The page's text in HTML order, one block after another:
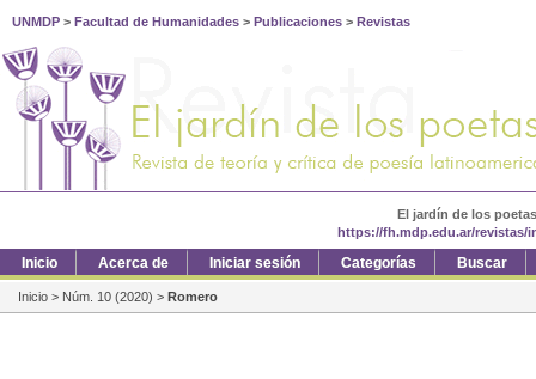
UNMDP > Facultad de Humanidades > Publicaciones > Revistas
El jardín de los
https://fh.mdp.edu.ar/revistas/
Inicio Acerca de Iniciar sesión Categorías Buscar
Inicio > Núm. 10 (2020) > Romero